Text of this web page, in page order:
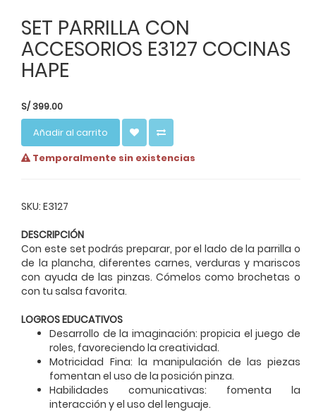
SET PARRILLA CON
ACCESORIOS E3127 COCINAS
HAPE
S/399.00
Añadir al carrito
Temporalmente sin existencias
SKU: E3127
DESCRIPCIÓN
Con este set podrás preparar, por el lado de la parrilla o
de la plancha, diferentes carnes, verduras y mariscos
con ayuda de las pinzas. Cómelos como brochetas o
con tu salsa favorita.
LOGROS EDUCATIVOS
Desarrollo de la imaginación: propicia el juego de
roles, favoreciendo la creatividad.
Motricidad Fina: la manipulación de las piezas
fomentan el uso de la posición pinza.
Habilidades comunicativas: fomenta la
interacción y el uso del lenguaje.